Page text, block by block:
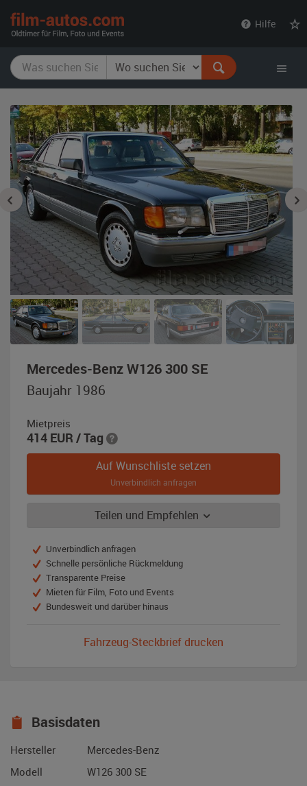
Hilfe
Mercedes-Benz W126 300 SE,
Baujahr 1986
Mietpreis
414 EUR / Tag
Auf Wunschliste setzen
Unverbindlich anfragen
Teilen und Empfehlen
Unverbindlich anfragen
Schnelle persönliche Rückmeldung
Transparente Preise
Mieten für Film, Foto und Events
Bundesweit und darüber hinaus
Fahrzeug-Steckbrief drucken
Basisdaten
Hersteller
Mercedes-Benz
Modell
W126 300 SE